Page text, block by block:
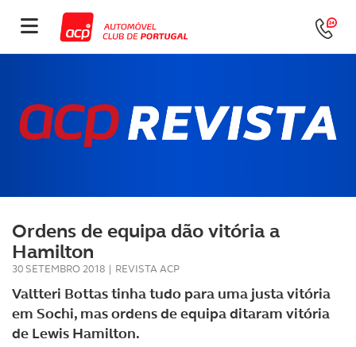
Ordens de equipa dão vitória a
Hamilton
30 SETEMBRO 2018 | REVISTA ACP
Valtteri Bottas tinha tudo para uma justa vitória
em Sochi, mas ordens de equipa ditaram vitória
de Lewis Hamilton.